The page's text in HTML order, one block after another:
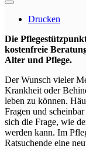
Drucken
Die
kostenfreie
Alter und Pflege.
Der Wunsch vieler
Krankheit oder
leben zu können.
Fragen und
sich die Frage, wie
werden kann. Im
Ratsuchende eine